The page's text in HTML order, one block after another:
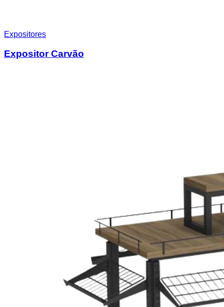
Expositores
Expositor Carvão